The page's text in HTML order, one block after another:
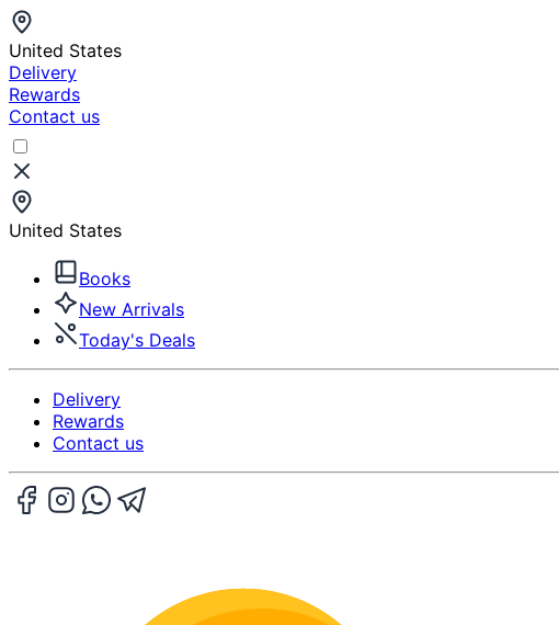
United States
Delivery
Rewards
Contact us
United States
Books
New Arrivals
Today's Deals
Delivery
Rewards
Contact us